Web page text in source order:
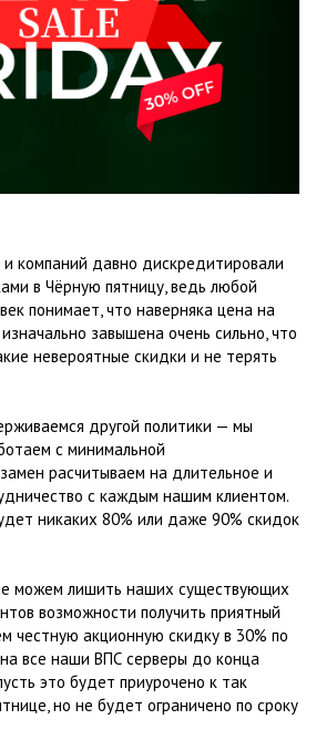
компаний давно дискредитировали
в Чёрную пятницу, ведь любой
понимает, что наверняка цена на
завышена очень сильно, что
невероятные скидки и не терять
другой политики — мы
с минимальной
расчитываем на длительное и
с каждым нашим клиентом.
никаких 80% или даже 90% скидок
можем лишить наших существующих
возможности получить приятный
честную акционную скидку в 30% по
все наши ВПС серверы до конца
это будет приурочено к так
но не будет ограничено по сроку